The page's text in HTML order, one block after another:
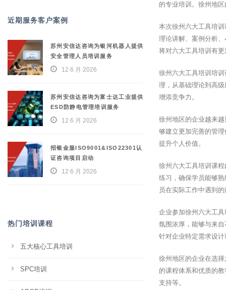
的专业培训。徐州地
本次徐州六大工具培
理论讲解、案例分析
将对六大工具培训有
徐州六大工具培训培
理，从基础理论到高
增添竞争力。
徐州地区的企业越来
够建立更加完善的管
提升个人价值。
徐州六大工具培训课
练习，确保学员能够
员在实际工作中遇到
企业参加徐州六大工
氛围浓厚，能够与来
针对企业特定需求设
徐州地区的企业在选
的课程体系和优质的
支持等。
近期服务客户案例
苏州安信达咨询为银河机器人提供
安全管理人员培训服务
12 6 月 2026
苏州安信达咨询为富士达工业提供
ESD防静电管理培训服务
12 6 月 2026
招银金服ISO9001&ISO22301认
证咨询项目启动
12 6 月 2026
热门培训课程
五大核心工具培训
SPC培训